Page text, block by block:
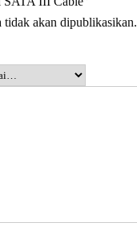
tidak akan dipublikasikan.